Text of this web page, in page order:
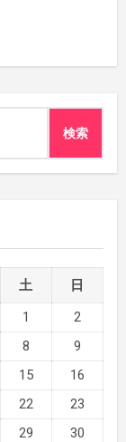
土
日
1
2
8
9
15
16
22
23
29
30